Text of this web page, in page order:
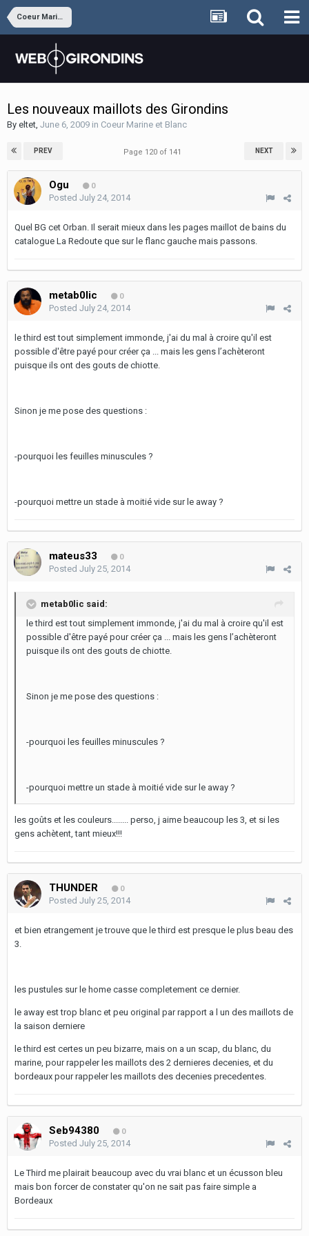
Coeur Marine et Blanc
Les nouveaux maillots des Girondins
By eltet, June 6, 2009 in Coeur Marine et Blanc
PREV NEXT
Page 120 of 141
Ogu 0
Posted July 24, 2014
Quel BG cet Orban. Il serait mieux dans les pages maillot de bains du
catalogue La Redoute que sur le flanc gauche mais passons.
metab0lic 0
Posted July 24, 2014
le third est tout simplement immonde, j'ai du mal à croire qu'il est
possible d'être payé pour créer ça ... mais les gens l’achèteront
puisque ils ont des gouts de chiotte.
Sinon je me pose des questions :
-pourquoi les feuilles minuscules ?
-pourquoi mettre un stade à moitié vide sur le away ?
mateus33 0
Posted July 25, 2014
metab0lic said:
le third est tout simplement immonde, j'ai du mal à croire qu'il est
possible d'être payé pour créer ça ... mais les gens l’achèteront
puisque ils ont des gouts de chiotte.
Sinon je me pose des questions :
-pourquoi les feuilles minuscules ?
-pourquoi mettre un stade à moitié vide sur le away ?
les goûts et les couleurs........ perso, j aime beaucoup les 3, et si les
gens achètent, tant mieux!!!
THUNDER 0
Posted July 25, 2014
et bien etrangement je trouve que le third est presque le plus beau des
3.
les pustules sur le home casse completement ce dernier.
le away est trop blanc et peu original par rapport a l un des maillots de
la saison derniere
le third est certes un peu bizarre, mais on a un scap, du blanc, du
marine, pour rappeler les maillots des 2 dernieres decenies, et du
bordeaux pour rappeler les maillots des decenies precedentes.
Seb94380 0
Posted July 25, 2014
Le Third me plairait beaucoup avec du vrai blanc et un écusson bleu
mais bon forcer de constater qu'on ne sait pas faire simple a
Bordeaux